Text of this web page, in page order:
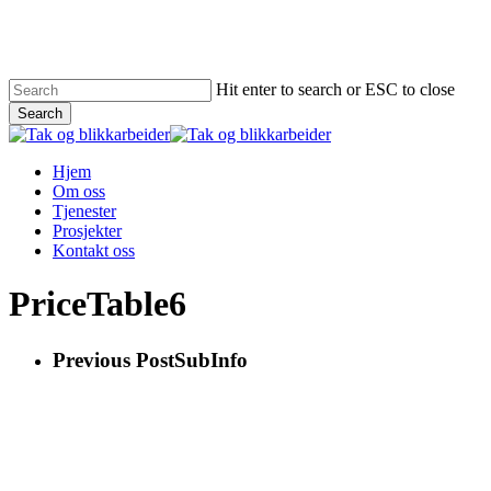
content
Hit enter to search or ESC to close
Search
Close
Menu
Hjem
Om oss
Tjenester
Prosjekter
Kontakt oss
PriceTable6
Previous PostSubInfo